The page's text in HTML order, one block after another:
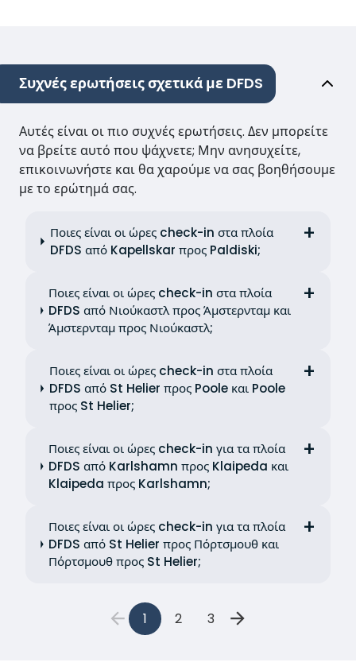
Συχνές ερωτήσεις σχετικά με DFDS
Αυτές είναι οι πιο συχνές ερωτήσεις. Δεν μπορείτε
να βρείτε αυτό που ψάχνετε; Μην ανησυχείτε,
επικοινωνήστε και θα χαρούμε να σας βοηθήσουμε
με το ερώτημά σας.
Ποιες είναι οι ώρες check-in στα πλοία
DFDS από Kapellskar προς Paldiski;
Ποιες είναι οι ώρες check-in στα πλοία
DFDS από Νιούκαστλ προς Άμστερνταμ και
Άμστερνταμ προς Νιούκαστλ;
Ποιες είναι οι ώρες check-in στα πλοία
DFDS από St Helier προς Poole και Poole
προς St Helier;
Ποιες είναι οι ώρες check-in για τα πλοία
DFDS από Karlshamn προς Klaipeda και
Klaipeda προς Karlshamn;
Ποιες είναι οι ώρες check-in για τα πλοία
DFDS από St Helier προς Πόρτσμουθ και
Πόρτσμουθ προς St Helier;
1 2 3